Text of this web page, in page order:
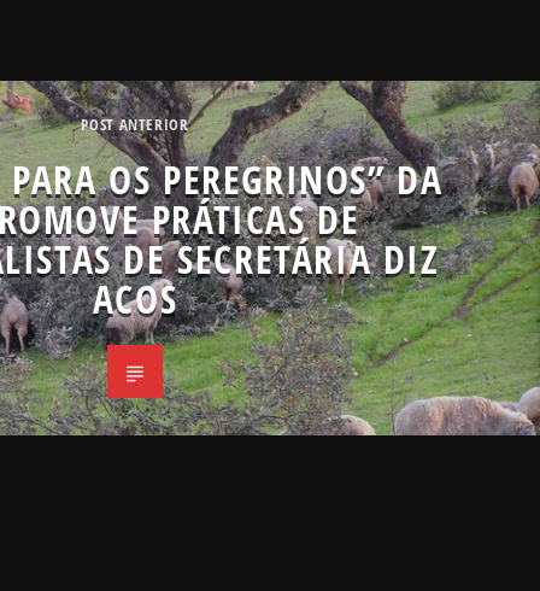
POST ANTERIOR
OS PEREGRINOS” DA
PRÁTICAS DE
DE SECRETÁRIA DIZ
ACOS